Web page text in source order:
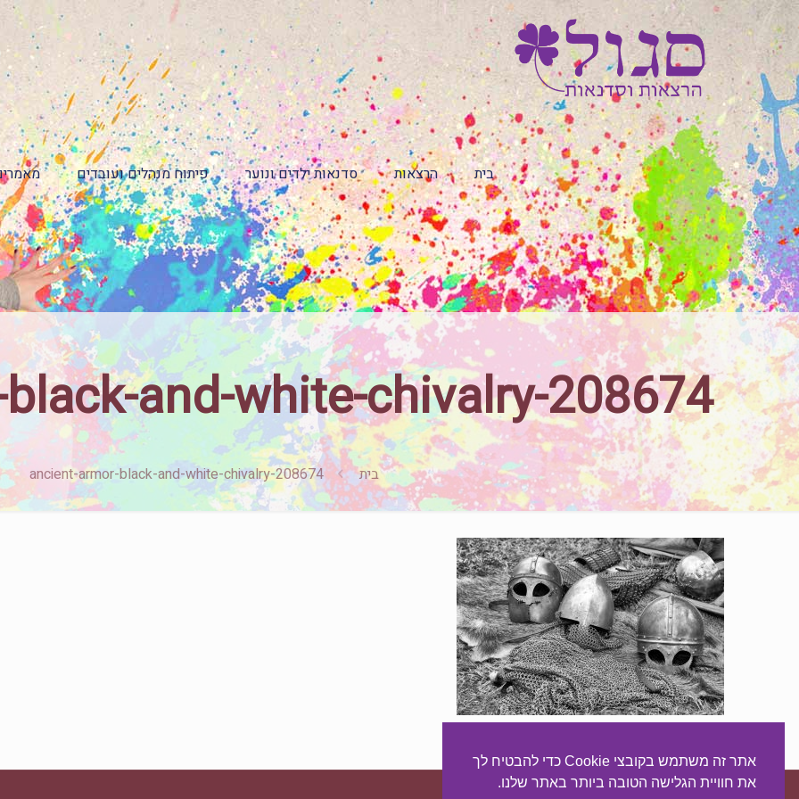
בית הרצאות סדנאות ילדים ונוער פיתוח מנהלים ועובדים
and-white-chivalry-208674
בית ancient-armor-black-and-white-chivalry-208674
אתר זה משתמש בקובצי Cookie כדי להבטיח לך
את חוויית הגלישה הטובה ביותר באתר שלנו.